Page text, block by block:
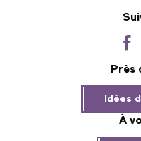
Près
Idées
À